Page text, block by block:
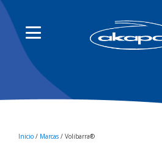
Inicio / Marcas / Volibarra®